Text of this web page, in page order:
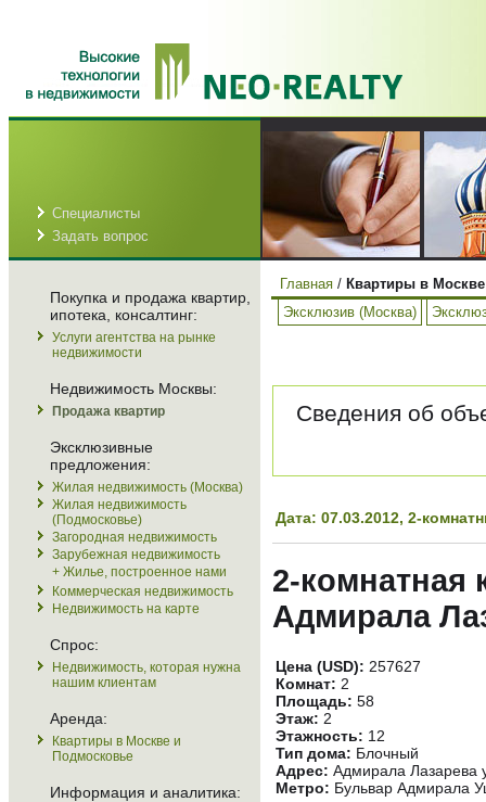
Специалисты
Задать вопрос
Покупка и продажа квартир,
ипотека, консалтинг:
Услуги агентства на рынке
недвижимости
Недвижимость Москвы:
Продажа квартир
Эксклюзивные
предложения:
Жилая недвижимость (Москва)
Жилая недвижимость
(Подмосковье)
Загородная недвижимость
Зарубежная недвижимость
+ Жилье, построенное нами
Коммерческая недвижимость
Недвижимость на карте
Спрос:
Недвижимость, которая нужна
нашим клиентам
Аренда:
Квартиры в Москве и
Подмосковье
Информация и аналитика:
Главная / Квартиры в
Эксклюзив (Москва)
Сведения об
Дата: 07.03.2012, 2-
2-комнатная
Адмирала
Цена (USD): 257627
Комнат: 2
Площадь: 58
Этаж: 2
Этажность: 12
Тип дома: Блочный
Адрес: Адмирала Лазарева
Метро: Бульвар Адмирала